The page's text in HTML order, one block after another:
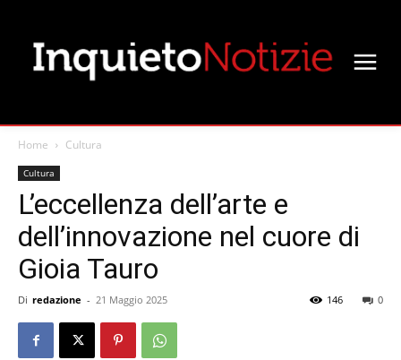
Home Cultura
Cultura
L’eccellenza dell’arte e
dell’innovazione nel cuore di
Gioia Tauro
Di redazione - 21 Maggio 2025 0
146